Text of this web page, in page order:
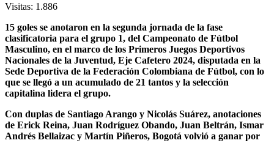
Visitas: 1.886
15 goles se anotaron en la segunda jornada de la fase
clasificatoria para el grupo 1, del Campeonato de Fútbol
Masculino, en el marco de los Primeros Juegos Deportivos
Nacionales de la Juventud, Eje Cafetero 2024, disputada en la
Sede Deportiva de la Federación Colombiana de Fútbol, con lo
que se llegó a un acumulado de 21 tantos y la selección
capitalina lidera el grupo.
Con duplas de Santiago Arango y Nicolás Suárez, anotaciones
de Erick Reina, Juan Rodríguez Obando, Juan Beltrán, Ismar
Andrés Bellaizac y Martín Piñeros, Bogotá volvió a ganar por